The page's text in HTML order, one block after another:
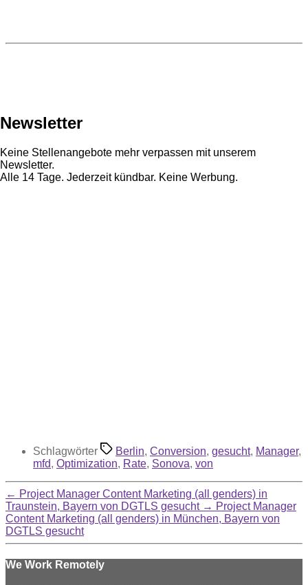
Newsletter
Keine Stellenangebote mehr verpassen mit unserem
Newsletter.
Alle 14 Tage. Jederzeit kündbar. Keine Werbung.
Schlagwörter Berlin, Conversion, gesucht, Manager,
mfd, Optimization, Rate, Sonova, von
← Project Manager Content Marketing (all genders) in
Traunstein, Bayern von DGTLS gesucht → Project Manager
Content Marketing (all genders) in München, Bayern von
DGTLS gesucht
We Work Remotely